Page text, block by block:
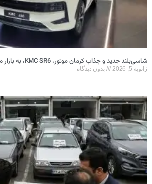
شاسی‌بلند جدید و جذاب کرمان موتور، KMC SR6، به بازار می‌آید
ژانویه 5, 2026 بدون دیدگاه